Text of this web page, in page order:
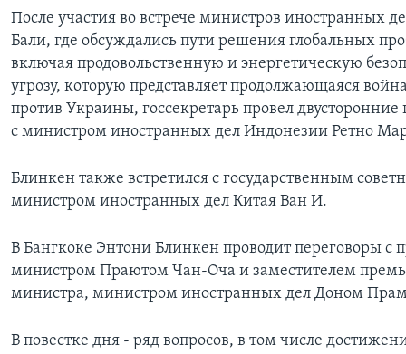
После участия во встрече министров иностранных
Бали, где обсуждались пути решения глобальных
включая продовольственную и энергетическую
угрозу, которую представляет продолжающаяся
против Украины, госсекретарь провел двусторонние
с министром иностранных дел Индонезии Ретно
Блинкен также встретился с государственным
министром иностранных дел Китая Ван И.
В Бангкоке Энтони Блинкен проводит переговоры с
министром Праютом Чан-Оча и заместителем
министра, министром иностранных дел Доном
В повестке дня - ряд вопросов, в том числе